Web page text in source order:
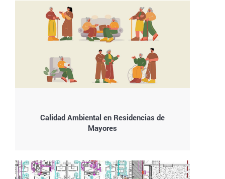
Calidad Ambiental en Residencias de
Mayores